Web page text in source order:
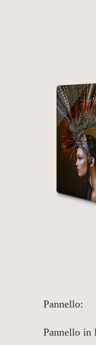
Pannello:
Pannello in